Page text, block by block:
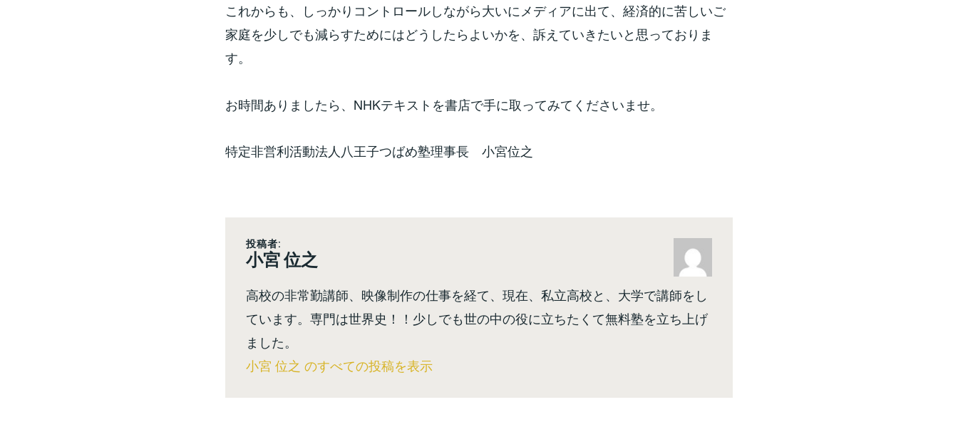
これからも、しっかりコントロールしながら大いにメディアに出て、経済的に苦しいご
家庭を少しでも減らすためにはどうしたらよいかを、訴えていきたいと思っておりま
す。
お時間ありましたら、NHKテキストを書店で手に取ってみてくださいませ。
特定非営利活動法人八王子つばめ塾理事長 小宮位之
投稿者:
小宮 位之
高校の非常勤講師、映像制作の仕事を経て、現在、私立高校と、大学で講師をし
ています。専門は世界史！！少しでも世の中の役に立ちたくて無料塾を立ち上げ
ました。
小宮 位之 のすべての投稿を表示